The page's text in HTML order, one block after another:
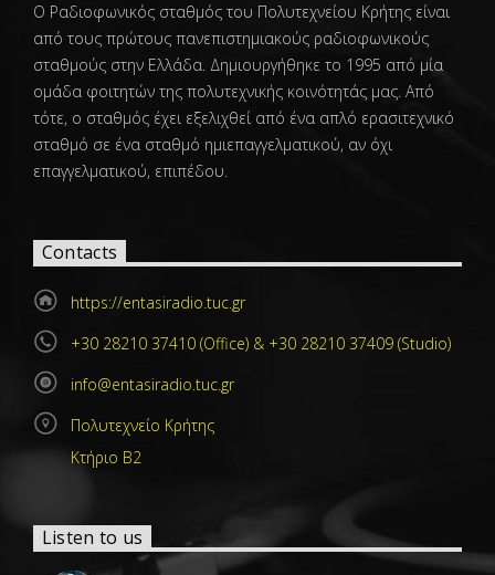
Ο Ραδιοφωνικός σταθμός του Πολυτεχνείου Κρήτης είναι
από τους πρώτους πανεπιστημιακούς ραδιοφωνικούς
σταθμούς στην Ελλάδα. Δημιουργήθηκε το 1995 από μία
ομάδα φοιτητών της πολυτεχνικής κοινότητάς μας. Από
τότε, ο σταθμός έχει εξελιχθεί από ένα απλό ερασιτεχνικό
σταθμό σε ένα σταθμό ημιεπαγγελματικού, αν όχι
επαγγελματικού, επιπέδου.
Contacts
https://entasiradio.tuc.gr
+30 28210 37410 (Office) & +30 28210 37409 (Studio)
info@entasiradio.tuc.gr
Πολυτεχνείο Κρήτης
Κτήριο Β2
Listen to us